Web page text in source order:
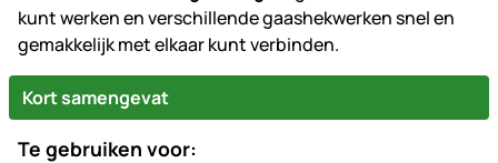
kunt werken en verschillende gaashekwerken snel en
gemakkelijk met elkaar kunt verbinden.
Kort samengevat
Te gebruiken voor: